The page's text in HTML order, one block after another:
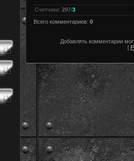
Счетчики: 297/3
Всего комментариев: 0
Добавлять комментарии
[